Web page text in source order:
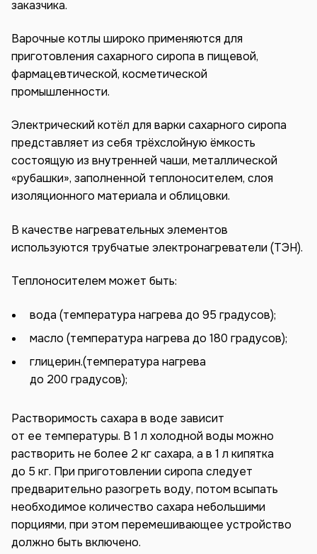
заказчика.
Варочные котлы широко применяются для
приготовления сахарного сиропа в пищевой,
фармацевтической, косметической
промышленности.
Электрический котёл для варки сахарного сиропа
представляет из себя трёхслойную ёмкость
состоящую из внутренней чаши, металлической
«рубашки», заполненной теплоносителем, слоя
изоляционного материала и облицовки.
В качестве нагревательных элементов
используются трубчатые электронагреватели (ТЭН).
Теплоносителем может быть:
вода (температура нагрева до 95 градусов);
масло (температура нагрева до 180 градусов);
глицерин.(температура нагрева
до 200 градусов);
Растворимость сахара в воде зависит
от ее температуры. В 1 л холодной воды можно
растворить не более 2 кг сахара, а в 1 л кипятка
до 5 кг. При приготовлении сиропа следует
предварительно разогреть воду, потом всыпать
необходимое количество сахара небольшими
порциями, при этом перемешивающее устройство
должно быть включено.